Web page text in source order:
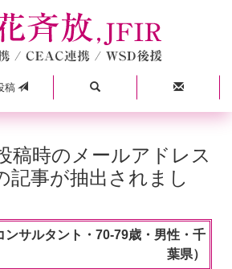
稿
稿時のメールアドレス
記事が抽出されまし
サルタント・70-79歳・男性・千
葉県）